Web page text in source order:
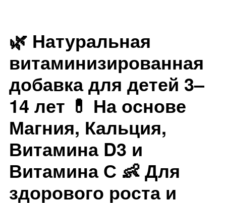
🌿 Натуральная
витаминизированная
добавка для детей 3–
14 лет 💊 На основе
Магния, Кальция,
Витамина D3 и
Витамина С 👶 Для
здорового роста и